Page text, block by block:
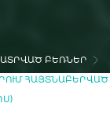
ԲԵՌՆԵՐ
ՀԱՅՏՆԱԲԵՐՎԱԾ